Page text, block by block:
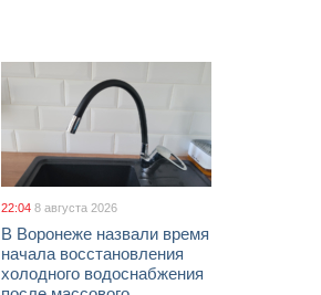
22:04 8 августа 2026
В Воронеже назвали время
начала восстановления
холодного водоснабжения